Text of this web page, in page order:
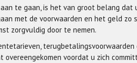
te gaan, is het van groot belang
met de voorwaarden en het geld zo
zorgvuldig door te nemen.
terugbetalingsvoorwaarden
voordat u zich